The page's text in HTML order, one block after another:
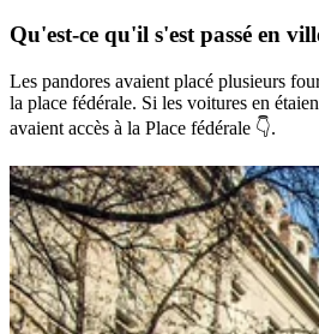
Qu'est-ce qu'il s'est passé en
Les pandores avaient placé plusieurs
la place fédérale. Si les voitures en
avaient accès à la Place fédérale 👇.